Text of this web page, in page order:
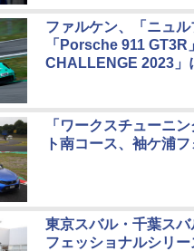
ファルケン、「ニュ
「Porsche 911
CHALLENGE 2023」
「ワークスチューニ
ト南コース、袖ケ浦
東京スバル・千葉ス
フェッショナルシリ